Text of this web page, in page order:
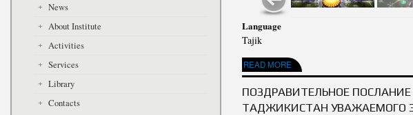
Language
Tajik
READ MORE
ABOUT ПАЁМИ ШОДБОШИИ ПРЕЗИДЕНТИ
ПОЗДРАВИТЕЛЬНОЕ
ТАДЖИКИСТАН УВАЖАЕМОГО
News
About Institute
Activities
Services
Library
Contacts